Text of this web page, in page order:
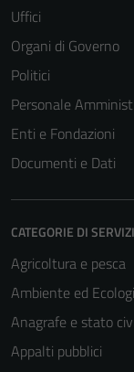
Uffici
Organi di Governo
Politici
Personale
Enti e Fondazioni
Documenti e Dati
CATEGORIE DI
Agricoltura e pesca
Ambiente ed
Anagrafe e stato
Appalti pubblici